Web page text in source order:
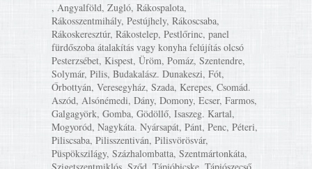
, Angyalföld, Zugló, Rákospalota,
Rákosszentmihály, Pestújhely, Rákoscsaba,
Rákoskeresztúr, Rákostelep, Pestlőrinc, panel
fürdőszoba átalakítás vagy konyha felújítás olcsó
Pesterzsébet, Kispest, Üröm, Pomáz, Szentendre,
Solymár, Pilis, Budakalász. Dunakeszi, Fót,
Őrbottyán, Veresegyház, Szada, Kerepes, Csomád.
Aszód, Alsónémedi, Dány, Domony, Ecser, Farmos,
Galgagyörk, Gomba, Gödöllő, Isaszeg. Kartal,
Mogyoród, Nagykáta. Nyársapát, Pánt, Penc, Péteri,
Piliscsaba, Pilisszentiván, Pilisvörösvár,
Püspökszilágy, Százhalombatta, Szentmártonkáta,